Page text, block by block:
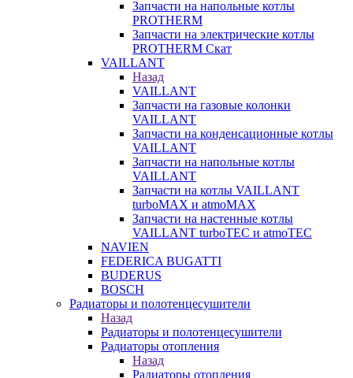
Запчасти на напольные котлы
PROTHERM
Запчасти на электрические котлы
PROTHERM Скат
VAILLANT
Назад
VAILLANT
Запчасти на газовые колонки
VAILLANT
Запчасти на конденсационные котлы
VAILLANT
Запчасти на напольные котлы
VAILLANT
Запчасти на котлы VAILLANT
turboMAX и atmoMAX
Запчасти на настенные котлы
VAILLANT turboTEC и atmoTEC
NAVIEN
FEDERICA BUGATTI
BUDERUS
BOSCH
Радиаторы и полотенцесушители
Назад
Радиаторы и полотенцесушители
Радиаторы отопления
Назад
Радиаторы отопления